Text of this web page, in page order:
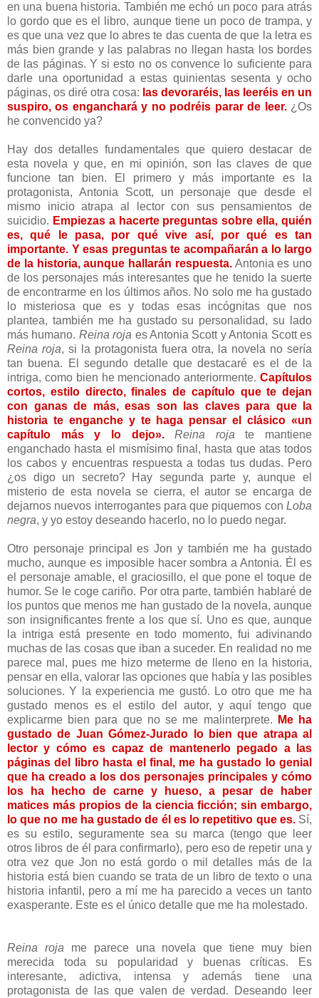
en una buena historia. También me echó un poco para atrás
lo gordo que es el libro, aunque tiene un poco de trampa, y
es que una vez que lo abres te das cuenta de que la letra es
más bien grande y las palabras no llegan hasta los bordes
de las páginas. Y si esto no os convence lo suficiente para
darle una oportunidad a estas quinientas sesenta y ocho
páginas, os diré otra cosa: las devoraréis, las leeréis en un
suspiro, os enganchará y no podréis parar de leer.¿Os
he convencido ya?
Hay dos detalles fundamentales que quiero destacar de
esta novela y que, en mi opinión, son las claves de que
funcione tan bien. El primero y más importante es la
protagonista, Antonia Scott, un personaje que desde el
mismo inicio atrapa al lector con sus pensamientos de
suicidio. Empiezas a hacerte preguntas sobre ella, quién
es, qué le pasa, por qué vive así, por qué es tan
importante. Y esas preguntas te acompañarán a lo largo
de la historia, aunque hallarán respuesta.Antonia es uno
de los personajes más interesantes que he tenido la suerte
de encontrarme en los últimos años. No solo me ha gustado
lo misteriosa que es y todas esas incógnitas que nos
plantea, también me ha gustado su personalidad, su lado
más humano. Reina roja es Antonia Scott y Antonia Scott es
Reina roja, si la protagonista fuera otra, la novela no sería
tan buena. El segundo detalle que destacaré es el de la
intriga, como bien he mencionado anteriormente. Capítulos
cortos, estilo directo, finales de capítulo que te dejan
con ganas de más, esas son las claves para que la
historia te enganche y te haga pensar el clásico «un
capítulo más y lo dejo».
Reina roja te mantiene
enganchado hasta el mismísimo final, hasta que atas todos
los cabos y encuentras respuesta a todas tus dudas. Pero
¿os digo un secreto? Hay segunda parte y, aunque el
misterio de esta novela se cierra, el autor se encarga de
dejarnos nuevos interrogantes para que piquemos con Loba
negra, y yo estoy deseando hacerlo, no lo puedo negar.
Otro personaje principal es Jon y también me ha gustado
mucho, aunque es imposible hacer sombra a Antonia. Él es
el personaje amable, el graciosillo, el que pone el toque de
humor. Se le coge cariño. Por otra parte, también hablaré de
los puntos que menos me han gustado de la novela, aunque
son insignificantes frente a los que sí. Uno es que, aunque
la intriga está presente en todo momento, fui adivinando
muchas de las cosas que iban a suceder. En realidad no me
parece mal, pues me hizo meterme de lleno en la historia,
pensar en ella, valorar las opciones que había y las posibles
soluciones. Y la experiencia me gustó. Lo otro que me ha
gustado menos es el estilo del autor, y aquí tengo que
explicarme bien para que no se me malinterprete.
Me ha
gustado de Juan Gómez-Jurado lo bien que atrapa al
lector y cómo es capaz de mantenerlo pegado a las
páginas del libro hasta el final, me ha gustado lo genial
que ha creado a los dos personajes principales y cómo
los ha hecho de carne y hueso, a pesar de haber
matices más propios de la ciencia ficción; sin embargo,
lo que no me ha gustado de él es lo repetitivo que es.Sí,
es su estilo, seguramente sea su marca (tengo que leer
otros libros de él para confirmarlo), pero eso de repetir una y
otra vez que Jon no está gordo o mil detalles más de la
historia está bien cuando se trata de un libro de texto o una
historia infantil, pero a mí me ha parecido a veces un tanto
exasperante. Este es el único detalle que me ha molestado.
Reina roja me parece una novela que tiene muy bien
merecida toda su popularidad y buenas críticas. Es
interesante, adictiva, intensa y además tiene una
protagonista de las que valen de verdad. Deseando leer